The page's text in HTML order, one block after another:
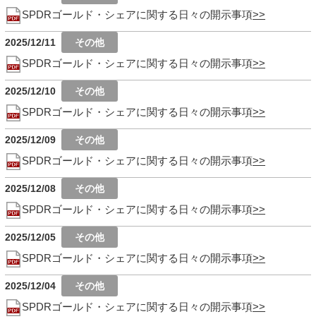
SPDRゴールド・シェアに関する日々の開示事項
2025/12/11
SPDRゴールド・シェアに関する日々の開示事項
2025/12/10
SPDRゴールド・シェアに関する日々の開示事項
2025/12/09
SPDRゴールド・シェアに関する日々の開示事項
2025/12/08
SPDRゴールド・シェアに関する日々の開示事項
2025/12/05
SPDRゴールド・シェアに関する日々の開示事項
2025/12/04
SPDRゴールド・シェアに関する日々の開示事項